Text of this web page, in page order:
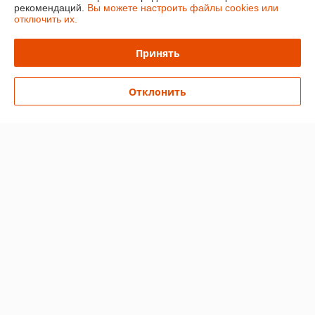
График работы
рекомендаций. Вы можете настроить файлы cookies или
отключить их.
Принять
Отклонить